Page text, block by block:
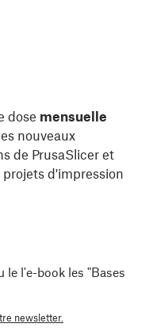
dose mensuelle
nouveaux
de PrusaSlicer et
d'impression
le l'e-book les "Bases
newsletter.